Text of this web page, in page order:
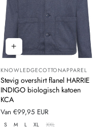
Leverancier:
KNOWLEDGECOTTONAPPAREL
Stevig overshirt flanel HARRIE
INDIGO biologisch katoen
KCA
Normale
prijs
Van €99,95 EUR
S M L XL XXL